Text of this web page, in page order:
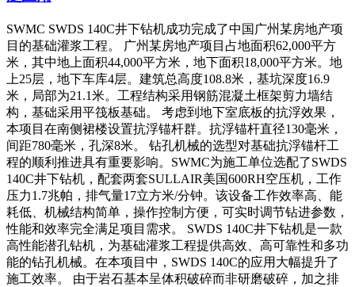
SWMC SWDS 140C井下钻机成功完成了中国广州某房地产项
目的基础灌浆工程。 广州某房地产项目占地面积62,000平方
米，其中地上面积44,000平方米，地下面积18,000平方米。地
上25层，地下车库4层。建筑总高度108.8米，基坑深度16.9
米，局部为21.1米。工程结构采用钢筋混凝土框架剪力墙结
构，基础采用平筏板基础。 考虑到地下室底板的抗浮效果，
本项目在南侧裙楼设置抗浮锚杆群。抗浮锚杆直径130毫米，
间距780毫米，孔深8米。 钻孔机械的选型对基础抗浮锚杆工
程的顺利推进具有重要影响。SWMC为施工单位选配了SWDS
140C井下钻机，配套两套SULLAIR美国600RH空压机，工作
压力1.7兆帕，排气量17立方米/分钟。该设备工作效率高、能
耗低、机械结构简单，操作控制方便，可实时调节钻进参数，
性能和效率完全满足项目需求。 SWDS 140C井下钻机是一款
高性能潜孔钻机，为基础灌浆工程提供高效、高可靠性和多功
能的钻孔机械。在本项目中，SWDS 140C的应用大幅提升了
施工效率。 由于岩石基本呈体积破碎而非研磨破碎，加之排